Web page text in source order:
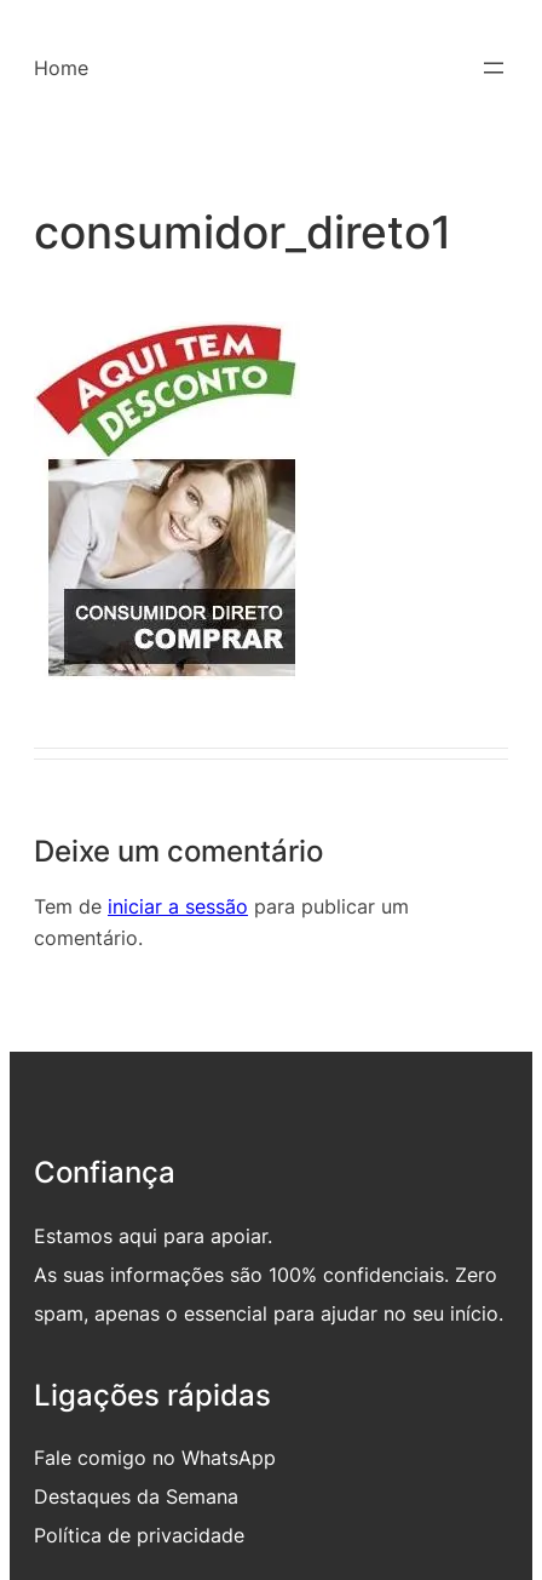
para
Home
consumidor_direto1
Deixe um comentário
Tem de iniciar a sessão para publicar um
comentário.
Confiança
Estamos aqui para apoiar.
As suas informações são 100% confidenciais. Zero
spam, apenas o essencial para ajudar no seu início.
Ligações rápidas
Fale comigo no WhatsApp
Destaques da Semana
Política de privacidade